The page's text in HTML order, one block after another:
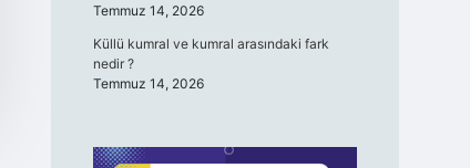
Temmuz 14, 2026
Küllü kumral ve kumral arasındaki fark
nedir ?
Temmuz 14, 2026